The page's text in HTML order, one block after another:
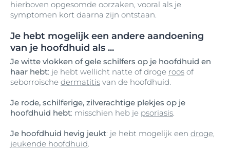
hierboven opgesomde oorzaken, vooral als je
symptomen kort daarna zijn ontstaan.
Je hebt mogelijk een andere aandoening
van je hoofdhuid als ...
Je witte vlokken of gele schilfers op je hoofdhuid en
haar hebt: je hebt wellicht natte of droge roos of
seborroïsche dermatitis van de hoofdhuid.
Je rode, schilferige, zilverachtige plekjes op je
hoofdhuid hebt: misschien heb je psoriasis.
Je hoofdhuid hevig jeukt: je hebt mogelijk een droge,
jeukende hoofdhuid.